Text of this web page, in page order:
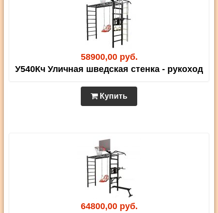
58900,00 руб.
У540Кч Уличная шведская стенка - рукоход
Купить
64800,00 руб.